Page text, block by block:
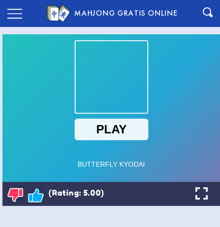
MAHJONG GRATIS ONLINE
(Rating: 5.00)